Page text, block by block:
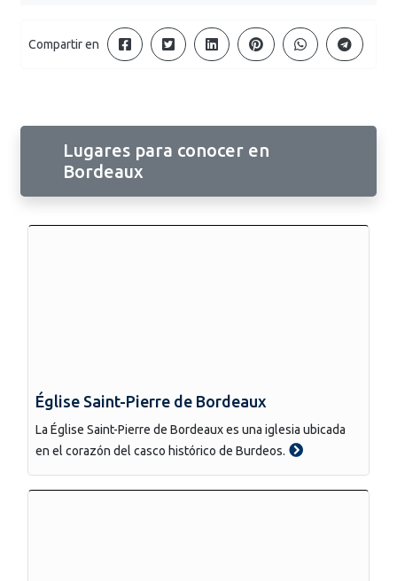
Compartir en
Lugares para conocer en
Bordeaux
Église Saint-Pierre de Bordeaux
La Église Saint-Pierre de Bordeaux es una iglesia ubicada
en el corazón del casco histórico de Burdeos.